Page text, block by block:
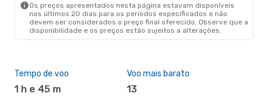
Os preços apresentados nesta página estavam disponíveis
nos últimos 20 dias para os períodos especificados e não
devem ser considerados o preço final oferecido. Observe que a
disponibilidade e os preços estão sujeitos a alterações.
Tempo de voo
1 h e 45 m
Voo mais barato
13